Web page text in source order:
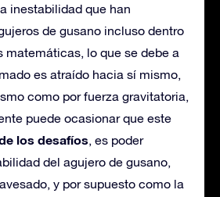
inestabilidad que han
de gusano incluso dentro
matemáticas, lo que se debe a
es atraído hacia sí mismo,
como por fuerza gravitatoria,
puede ocasionar que este
los desafíos, es poder
del agujero de gusano,
y por supuesto como la